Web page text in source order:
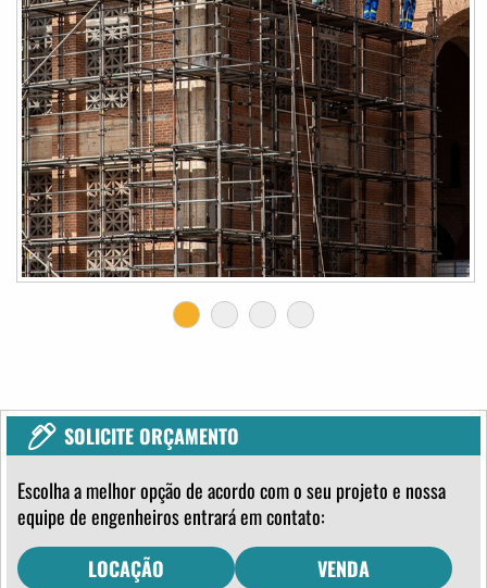
SOLICITE ORÇAMENTO
Escolha a melhor opção de acordo com o seu projeto e nossa
equipe de engenheiros entrará em contato:
LOCAÇÃO
VENDA